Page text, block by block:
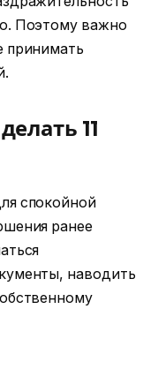
Поэтому важно
принимать
11
спокойной
ранее
наводить